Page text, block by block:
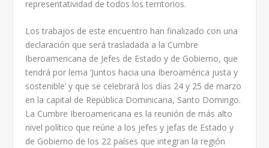
representatividad de todos los territorios.
Los trabajos de este encuentro han finalizado con una
declaración que será trasladada a la Cumbre
Iberoamericana de Jefes de Estado y de Gobierno, que
tendrá por lema ‘Juntos hacia una Iberoamérica justa y
sostenible’ y que se celebrará los días 24 y 25 de marzo
en la capital de República Dominicana, Santo Domingo.
La Cumbre Iberoamericana es la reunión de más alto
nivel político que reúne a los jefes y jefas de Estado y
de Gobierno de los 22 países que integran la región